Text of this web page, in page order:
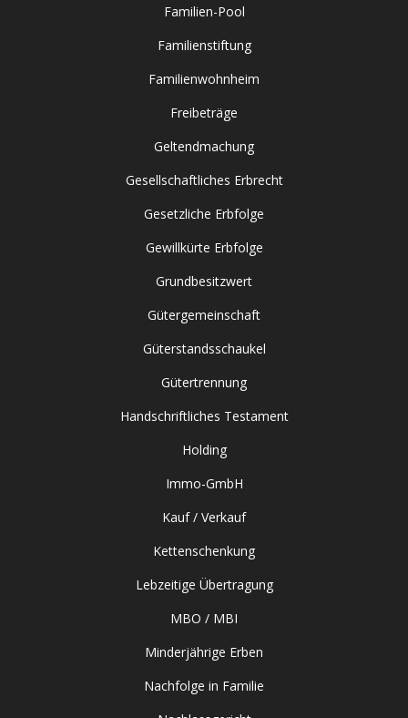
Familien-Pool
Familienstiftung
Familienwohnheim
Freibeträge
Geltendmachung
Gesellschaftliches Erbrecht
Gesetzliche Erbfolge
Gewillkürte Erbfolge
Grundbesitzwert
Gütergemeinschaft
Güterstandsschaukel
Gütertrennung
Handschriftliches Testament
Holding
Immo-GmbH
Kauf / Verkauf
Kettenschenkung
Lebzeitige Übertragung
MBO / MBI
Minderjährige Erben
Nachfolge in Familie